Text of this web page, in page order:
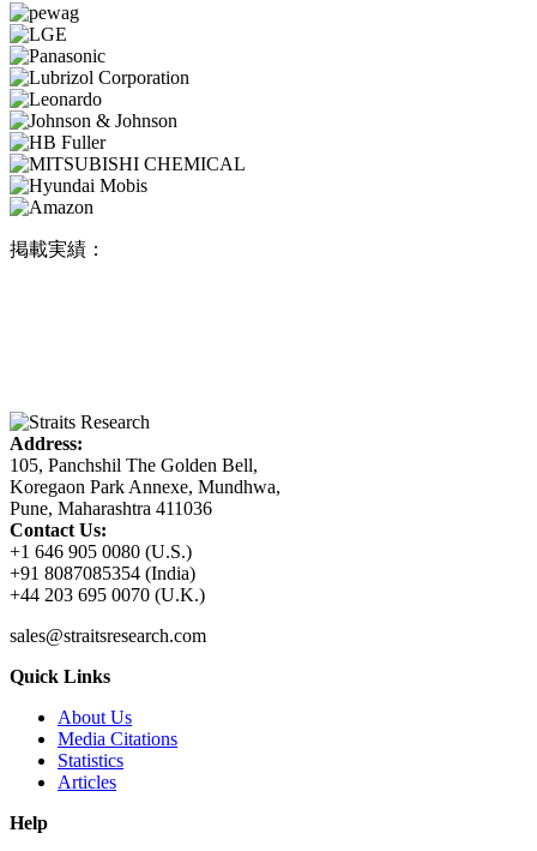
掲載実績：
Address:
105, Panchshil The Golden Bell,
Koregaon Park Annexe, Mundhwa,
Pune, Maharashtra 411036
Contact Us:
+1 646 905 0080 (U.S.)
+91 8087085354 (India)
+44 203 695 0070 (U.K.)
sales@straitsresearch.com
Quick Links
About Us
Media Citations
Statistics
Articles
Help